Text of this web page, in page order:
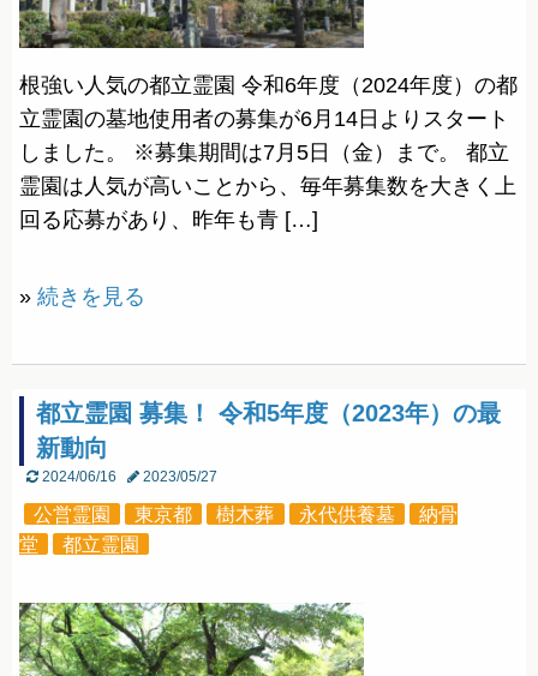
根強い人気の都立霊園 令和6年度（2024年度）の都
立霊園の墓地使用者の募集が6月14日よりスタート
しました。 ※募集期間は7月5日（金）まで。 都立
霊園は人気が高いことから、毎年募集数を大きく上
回る応募があり、昨年も青 […]
» 続きを見る
都立霊園 募集！ 令和5年度（2023年）の最
新動向
2024/06/16 2023/05/27
公営霊園 東京都 樹木葬 永代供養墓
納骨
堂
都立霊園